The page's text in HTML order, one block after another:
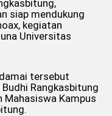
siap mendukung
kegiatan
Universitas
tersebut
Rangkasbitung
Mahasiswa Kampus